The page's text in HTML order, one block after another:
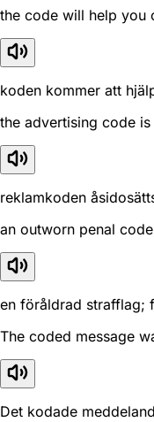
the code will help you
koden kommer att
the advertising code
reklamkoden
an outworn penal
en föråldrad strafflag;
The coded message
Det kodade